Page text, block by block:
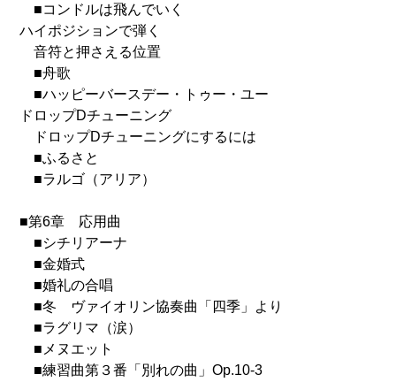
■コンドルは飛んでいく
ハイポジションで弾く
音符と押さえる位置
■舟歌
■ハッピーバースデー・トゥー・ユー
ドロップDチューニング
ドロップDチューニングにするには
■ふるさと
■ラルゴ（アリア）
■第6章 応用曲
■シチリアーナ
■金婚式
■婚礼の合唱
■冬 ヴァイオリン協奏曲「四季」より
■ラグリマ（涙）
■メヌエット
■練習曲第３番「別れの曲」Op.10-3